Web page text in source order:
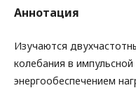
Аннотация
Изучаются
колебания в
энергообеспечением